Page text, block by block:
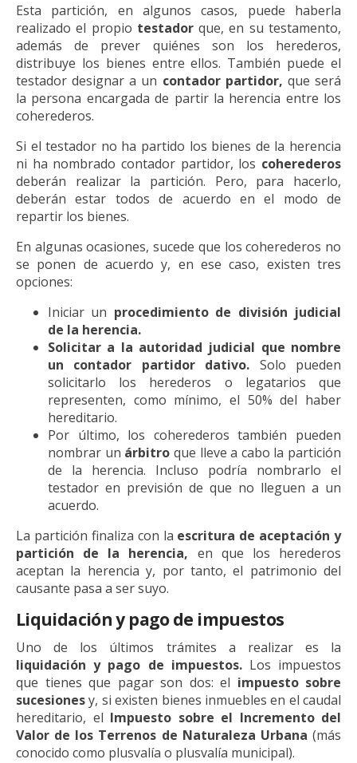
Esta partición, en algunos casos, puede haberla
realizado el propio testadorque, en su testamento,
además de prever quiénes son los herederos,
distribuye los bienes entre ellos. También puede el
testador designar a un contador partidor, que será
la persona encargada de partir la herencia entre los
coherederos.
Si el testador no ha partido los bienes de la herencia
ni ha nombrado contador partidor, los coherederos
deberán realizar la partición. Pero, para hacerlo,
deberán estar todos de acuerdo en el modo de
repartir los bienes.
En algunas ocasiones, sucede que los coherederos no
se ponen de acuerdo y, en ese caso, existen tres
opciones:
Iniciar un procedimiento de división judicial
de la herencia.
Solicitar a la autoridad judicial que nombre
un contador partidor dativo. Solo pueden
solicitarlo los herederos o legatarios que
representen, como mínimo, el 50% del haber
hereditario.
Por último, los coherederos también pueden
nombrar un árbitro que lleve a cabo la partición
de la herencia. Incluso podría nombrarlo el
testador en previsión de que no lleguen a un
acuerdo.
La partición finaliza con la escritura de aceptación y
partición de la herencia, en que los herederos
aceptan la herencia y, por tanto, el patrimonio del
causante pasa a ser suyo.
Liquidación y pago de impuestos
Uno de los últimos trámites a realizar es la
liquidación y pago de impuestos.Los impuestos
que tienes que pagar son dos: el impuesto sobre
sucesionesy, si existen bienes inmuebles en el caudal
hereditario, el Impuesto sobre el Incremento del
Valor de los Terrenos de Naturaleza Urbana (más
conocido como plusvalía o plusvalía municipal).